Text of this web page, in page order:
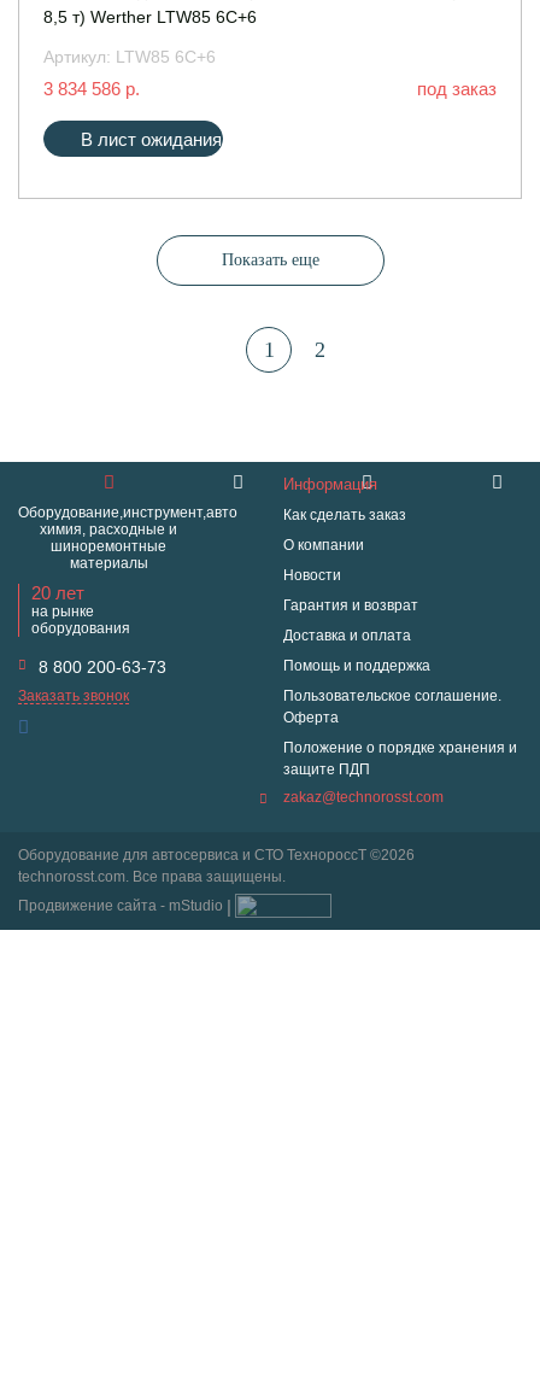
8,5 т) Werther LTW85 6C+6
Артикул: LTW85 6C+6
3 834 586 р. под заказ
В лист ожидания
Показать еще
1 2
Оборудование,инструмент,авто
химия, расходные и
шиноремонтные
материалы
20 лет
на рынке
оборудования
8 800 200-63-73
Заказать звонок
Информация
Как сделать заказ
О компании
Новости
Гарантия и возврат
Доставка и оплата
Помощь и поддержка
Пользовательское соглашение.
Оферта
Положение о порядке хранения и
защите ПДП
zakaz@technorosst.com
Оборудование для автосервиса и СТО ТехнороссТ ©2026
technorosst.com. Все права защищены.
Продвижение сайта - mStudio